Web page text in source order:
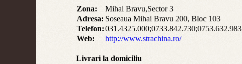
Zona:
Mihai Bravu,Sector 3
Adresa: Soseaua Mihai Bravu 200, Bloc 103
Telefon:031.4325.000;0733.842.730;0753.632.983
Web:
http://www.strachina.ro/
Livrari la domiciliu